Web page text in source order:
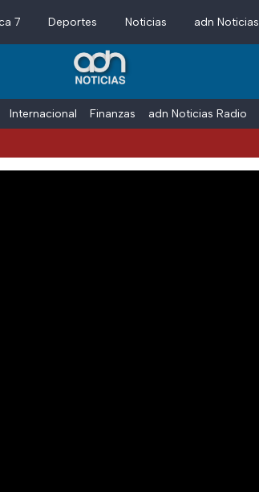
7 Deportes Noticias adn Noticias
Internacional Finanzas adn Noticias Radio